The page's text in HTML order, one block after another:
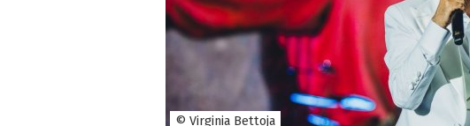
© Virginia Bettoja